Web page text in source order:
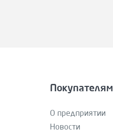
Покупателям
О предприятии
Новости